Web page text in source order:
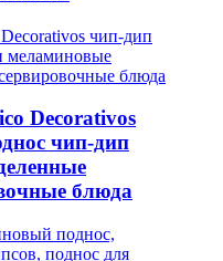
Decorativos
чип-дип
блюда